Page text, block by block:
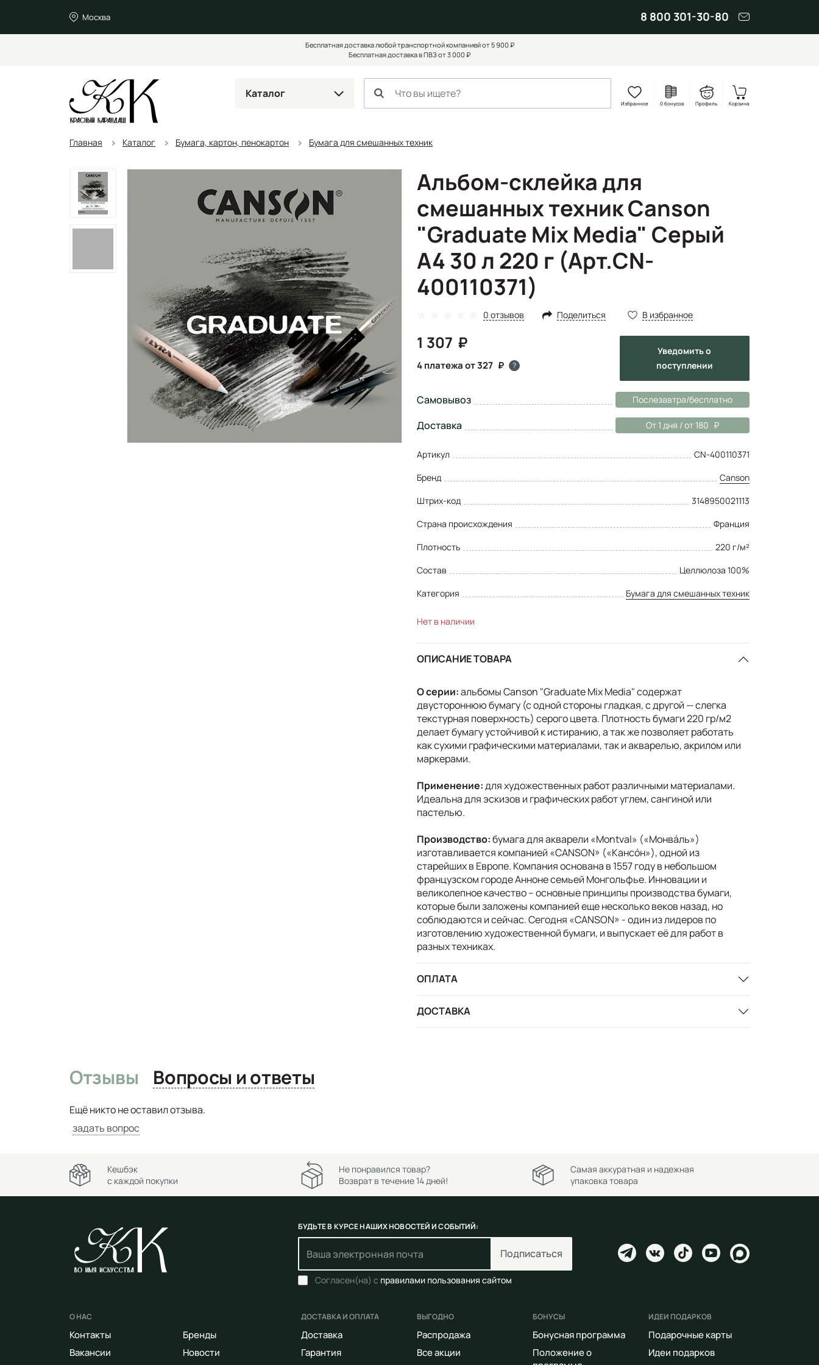
Москва 8 800 301-30-80
Бесплатная доставка любой транспортной компанией от 5 900 ₽
Бесплатная доставка в ПВЗ от 3 000 ₽
Каталог
Избранное 0 бонусов Профиль Корзина
Главная Каталог Бумага, картон, пенокартон Бумага для смешанных техник
Альбом-склейка для
смешанных техник Canson
"Graduate Mix Media" Серый
A4 30 л 220 г (Арт.CN-
400110371)
0 отзывов Поделиться В избранное
1 307
4 платежа от 327 ?
Уведомитьо
поступлении
Самовывоз Послезавтра/бесплатно
Доставка От 1 дня / от 180
Артикул
CN-400110371
Бренд
Canson
Штрих-код
3148950021113
Страна происхождения
Франция
Плотность
220 г/м²
Состав
Целлюлоза 100%
Категория
Бумага для смешанных техник
Нет в наличии
ОПИСАНИЕ ТОВАРА
О серии:альбомы Canson "Graduate Mix Media" содержат
двустороннюю бумагу (с одной стороны гладкая, с другой — слегка
текстурная поверхность) серого цвета. Плотность бумаги 220 гр/м2
делает бумагу устойчивой к истиранию, а так же позволяет работать
как сухими графическими материалами, так и акварелью, акрилом или
маркерами.
Применение:для художественных работ различными материалами.
Идеальна для эскизов и графических работ углем, сангиной или
пастелью.
Производство:бумага для акварели «Montval» («Монвáль»)
изготавливается компанией «CANSON» («Кансóн»), одной из
старейших в Европе. Компания основана в 1557 году в небольшом
французском городе Анноне семьей Монгольфье. Инновации и
великолепное качество – основные принципы производства бумаги,
которые были заложены компанией еще несколько веков назад, но
соблюдаются и сейчас. Сегодня «CANSON» - один из лидеров по
изготовлению художественной бумаги, и выпускает её для работ в
разных техниках.
ОПЛАТА
ДОСТАВКА
Отзывы Вопросы и ответы
Ещё никто не оставил отзыва.
задать вопрос
Кешбэк
с каждой покупки
Не понравился товар?
Возврат в течение 14 дней!
Самая аккуратная и надежная
упаковка товара
БУДЬТЕ В КУРСЕ НАШИХ НОВОСТЕЙ И СОБЫТИЙ:
Подписаться
Согласен(на) с правилами пользования сайтом
О НАС
Контакты
Вакансии
Бренды
Новости
ДОСТАВКА И ОПЛАТА
Доставка
Гарантия
ВЫГОДНО
Распродажа
Все акции
БОНУСЫ
Бонусная программа
Положение о
ИДЕИ ПОДАРКОВ
Подарочные карты
Идеи подарков